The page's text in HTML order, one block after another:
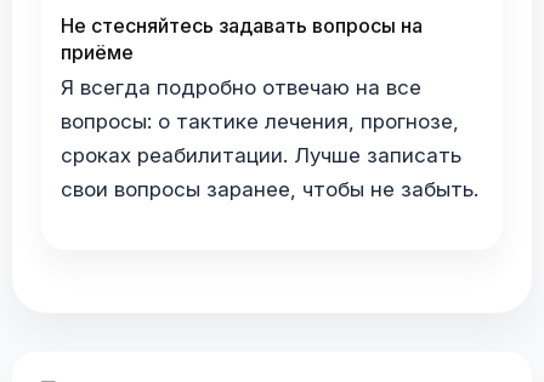
Не стесняйтесь задавать вопросы на
приёме
Я всегда подробно отвечаю на все
вопросы: о тактике лечения, прогнозе,
сроках реабилитации. Лучше записать
свои вопросы заранее, чтобы не забыть.